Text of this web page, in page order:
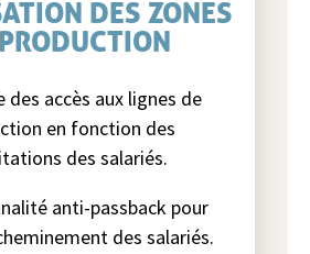
DES ZONES
des accès aux lignes de
en fonction des
des salariés.
anti-passback pour
des salariés.